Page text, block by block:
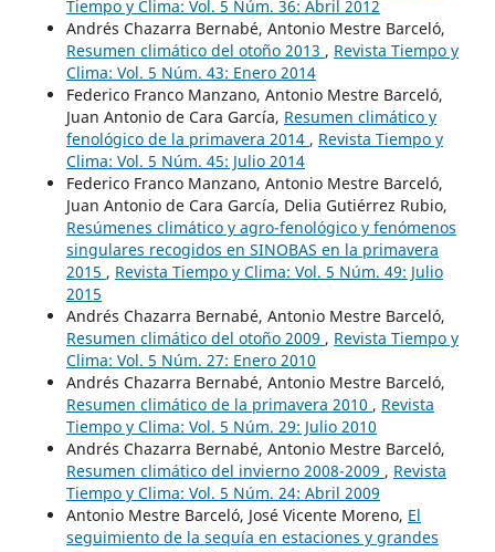
Tiempo y Clima: Vol. 5 Núm. 36: Abril 2012
Andrés Chazarra Bernabé, Antonio Mestre Barceló,
Resumen climático del otoño 2013 , Revista Tiempo y
Clima: Vol. 5 Núm. 43: Enero 2014
Federico Franco Manzano, Antonio Mestre Barceló,
Juan Antonio de Cara García, Resumen climático y
fenológico de la primavera 2014 , Revista Tiempo y
Clima: Vol. 5 Núm. 45: Julio 2014
Federico Franco Manzano, Antonio Mestre Barceló,
Juan Antonio de Cara García, Delia Gutiérrez Rubio,
Resúmenes climático y agro-fenológico y fenómenos
singulares recogidos en SINOBAS en la primavera
2015 , Revista Tiempo y Clima: Vol. 5 Núm. 49: Julio
2015
Andrés Chazarra Bernabé, Antonio Mestre Barceló,
Resumen climático del otoño 2009 , Revista Tiempo y
Clima: Vol. 5 Núm. 27: Enero 2010
Andrés Chazarra Bernabé, Antonio Mestre Barceló,
Resumen climático de la primavera 2010 , Revista
Tiempo y Clima: Vol. 5 Núm. 29: Julio 2010
Andrés Chazarra Bernabé, Antonio Mestre Barceló,
Resumen climático del invierno 2008-2009 , Revista
Tiempo y Clima: Vol. 5 Núm. 24: Abril 2009
Antonio Mestre Barceló, José Vicente Moreno, El
seguimiento de la sequía en estaciones y grandes